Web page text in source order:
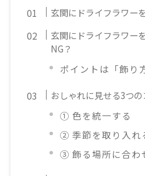
玄関にドライフラワー
玄関にドライフラワー
NG？
ポイントは「飾り
おしゃれに見せる3つの
① 色を統一する
② 季節を取り入れ
③ 飾る場所に合わ